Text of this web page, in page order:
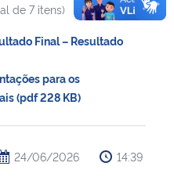
de 7 itens)
Final – Resultado
para os
(pdf 228 KB)
24/06/2026 14:39